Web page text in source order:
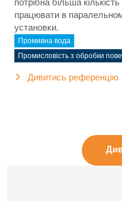
потрібна більша
працювати в
установки.
Промивна вода
Промисловість з обробки
Дивитись референцію